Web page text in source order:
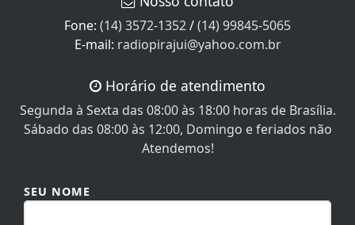
(14) 3572-1352/(14) 99845-5065
E-mail:radiopirajui@yahoo.com.br
Segunda à Sexta das 08:00 às 18:00 horas de Brasília.
Sábado das 08:00 às 12:00, Domingo e feriados não
Atendemos!